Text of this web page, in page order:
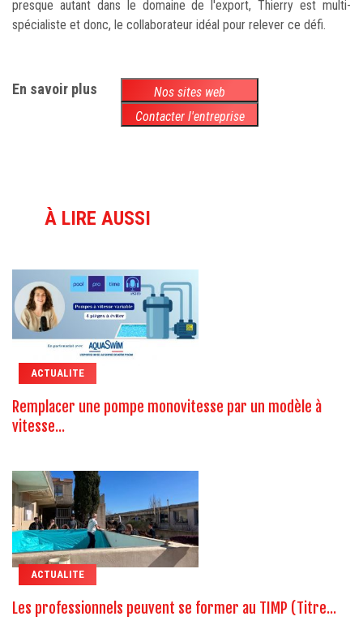
presque autant dans le domaine de l'export, Thierry est multi-
spécialiste et donc, le collaborateur idéal pour relever ce défi.
En savoir plus
Nos sites web
Contacter l'entreprise
À LIRE AUSSI
ACTUALITE
Remplacer une pompe monovitesse par un modèle à
vitesse...
ACTUALITE
Les professionnels peuvent se former au TIMP (Titre...